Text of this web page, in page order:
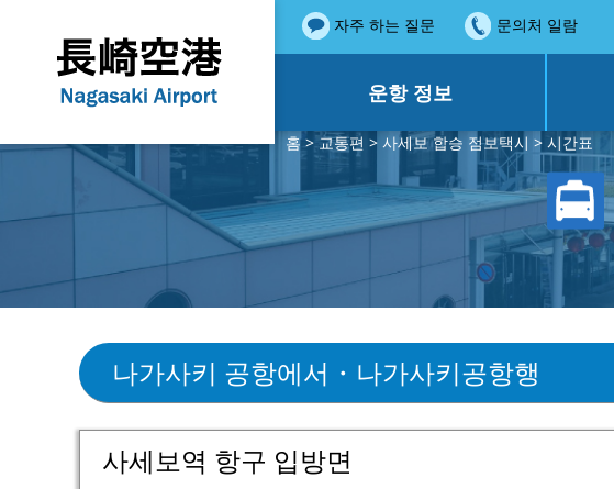
자주 하는 질문 문의처 일람
운항 정보
홈>교통편 > 사세보 합승 점보택시 > 시간표
나가사키 공항에서・나가사키공항행
사세보역 항구 입방면